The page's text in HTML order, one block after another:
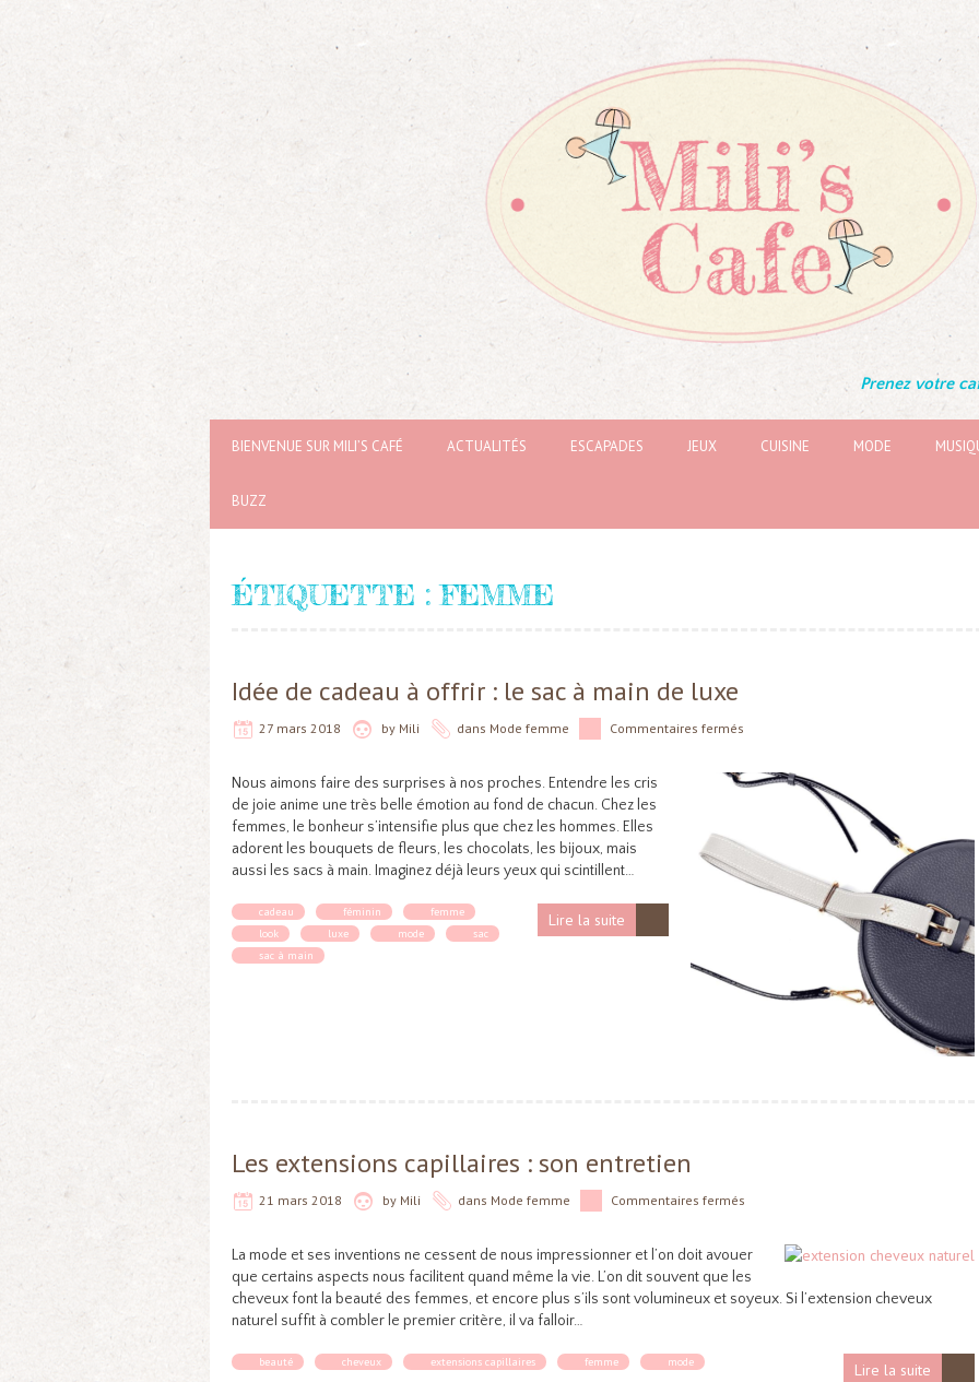
Prenez votre
BIENVENUE SUR MILI’S CAFÉ ACTUALITÉS ESCAPADES JEUX CUISINE MODE
BUZZ
ÉTIQUETTE :FEMME
Idée de cadeau à offrir : le sac à main de luxe
27 mars 2018 by Mili dans Mode femme Commentaires fermés
Nous aimons faire des surprises à nos proches. Entendre les cris
de joie anime une très belle émotion au fond de chacun. Chez les
femmes, le bonheur s’intensifie plus que chez les hommes. Elles
adorent les bouquets de fleurs, les chocolats, les bijoux, mais
aussi les sacs à main. Imaginez déjà leurs yeux qui scintillent…
Lire la suite
cadeau féminin
femme
look
luxe mode
sac
sac à main
Les extensions capillaires : son entretien
21 mars 2018 by Mili dans Mode femme Commentaires fermés
La mode et ses inventions ne cessent de nous impressionner et l’on doit avouer
que certains aspects nous facilitent quand même la vie. L’on dit souvent que les
cheveux font la beauté des femmes, et encore plus s’ils sont volumineux et soyeux. Si l’extension cheveux
naturel suffit à combler le premier critère, il va falloir…
Lire la suite
beauté cheveux extensions capillaires femme mode